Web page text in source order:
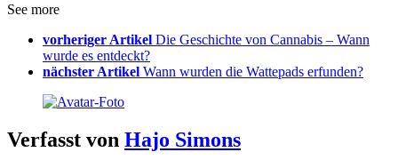
See more
vorheriger Artikel Die Geschichte von Cannabis – Wann
wurde es entdeckt?
nächster Artikel Wann wurden die Wattepads erfunden?
Verfasst von Hajo Simons